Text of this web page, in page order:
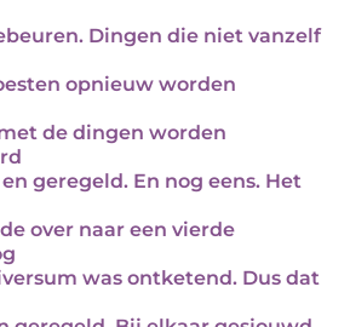
Dingen die niet vanzelf
opnieuw worden
de dingen worden
geregeld. En nog eens. Het
over naar een vierde
was ontketend. Dus dat